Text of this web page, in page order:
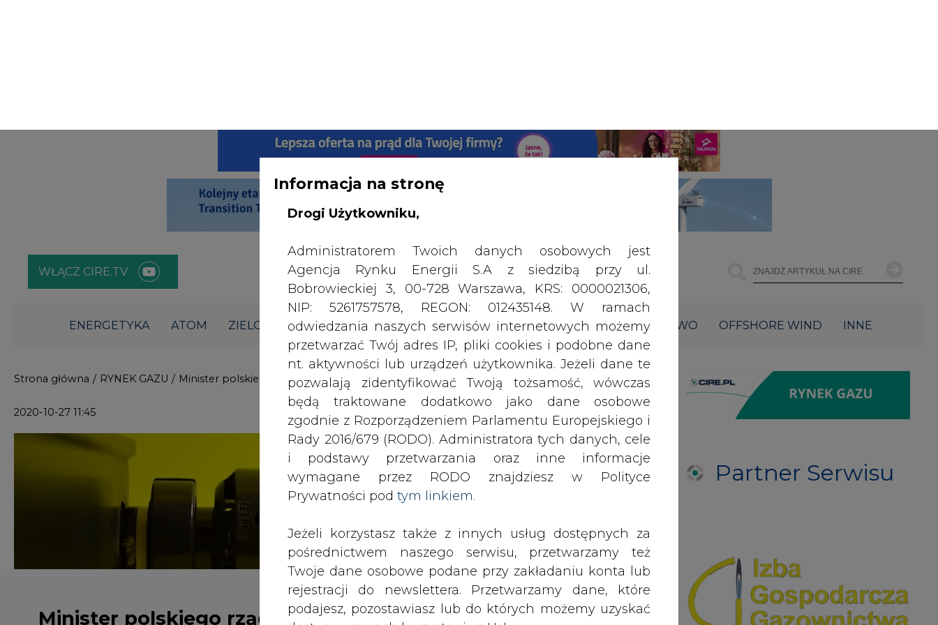
ATOM ZIELONA GOSPODARKA ZMIANY KADROWE NA RYNKU CIEPŁOWNICTWO
Agencja Rynku Energii S.A z siedzibą przy ul.
Bobrowieckiej 3, 00-728 Warszawa, KRS: 0000021306,
NIP: 5261757578, REGON: 012435148. W ramach
odwiedzania naszych serwisów internetowych możemy
przetwarzać Twój adres IP, pliki cookies i podobne dane
pozwalają zidentyfikować Twoją tożsamość, wówczas
będą traktowane dodatkowo jako dane osobowe
zgodnie z Rozporządzeniem Parlamentu Europejskiego i
Rady 2016/679 (RODO). Administratora tych danych, cele
i podstawy przetwarzania oraz inne informacje
wymagane przez RODO znajdziesz w Polityce
Prywatności podtym linkiem.
Jeżeli korzystasz także z innych usług dostępnych za
pośrednictwem naszego serwisu, przetwarzamy też
Twoje dane osobowe podane przy zakładaniu konta lub
rejestracji do newslettera. Przetwarzamy dane, które
podajesz, pozostawiasz lub do których możemy uzyskać
dostęp w ramach korzystania z Usług.
Informacje dotyczące Administratora Twoich danych
osobowych a także cele i podstawy przetwarzania oraz
inne niezbędne informacje wymagane przez RODO
znajdziesz w Polityce Prywatności pod wskazanym
linkiem ( tym linkiem ). Dane zbierane na potrzeby
Minister polskiego rządu kandydatem na szefa OECD
2020-10-27 11:45 drukuj skomentuj udostępnij :
Minister polskiego rządu
kandydatem na szefa